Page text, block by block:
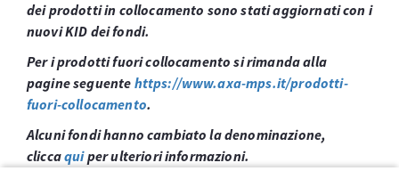
dei prodotti in collocamento sono stati aggiornati con i
nuovi KID dei fondi.
Per i prodotti fuori collocamento si rimanda alla
pagine seguente https://www.axa-mps.it/prodotti-
fuori-collocamento.
Alcuni fondi hanno cambiato la denominazione,
cliccaquiper ulteriori informazioni.